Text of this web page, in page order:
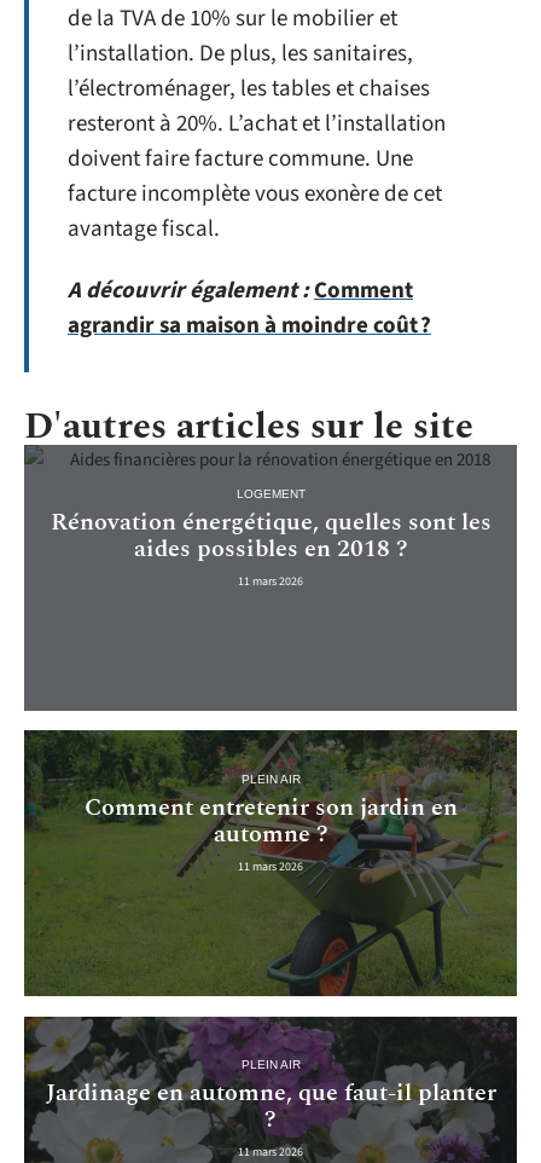
de la TVA de 10% sur le mobilier et
l’installation. De plus, les sanitaires,
l’électroménager, les tables et chaises
resteront à 20%. L’achat et l’installation
doivent faire facture commune. Une
facture incomplète vous exonère de cet
avantage fiscal.
A découvrir également :Comment
agrandir sa maison à moindre coût ?
D'autres articles sur le site
LOGEMENT
Rénovation énergétique, quelles sont les
aides possibles en 2018 ?
11 mars 2026
PLEIN AIR
Comment entretenir son jardin en
automne ?
11 mars 2026
PLEIN AIR
Jardinage en automne, que faut-il planter
?
11 mars 2026